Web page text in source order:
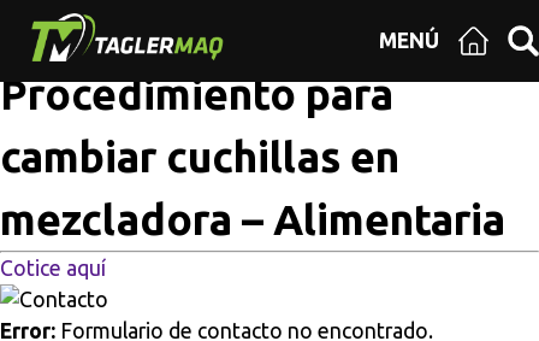
MENÚ
Multisitios
en mezcladora – Alimentaria
Procedimiento para
cambiar cuchillas en
mezcladora – Alimentaria
Cotice aquí
Error: Formulario de contacto no encontrado.